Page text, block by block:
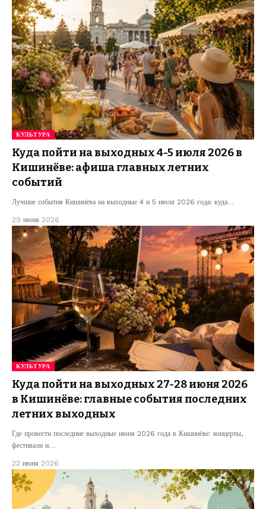
КУЛЬТУРА
Куда пойти на выходных 4-5 июля 2026 в
Кишинёве: афиша главных летних
событий
Лучшие события Кишинёва на выходные 4 и 5 июля 2026 года: куда…
29 июня 2026
КУЛЬТУРА
Куда пойти на выходных 27-28 июня 2026
в Кишинёве: главные события последних
летних выходных
Где провести последние выходные июня 2026 года в Кишинёве: концерты,
фестивали и…
22 июня 2026